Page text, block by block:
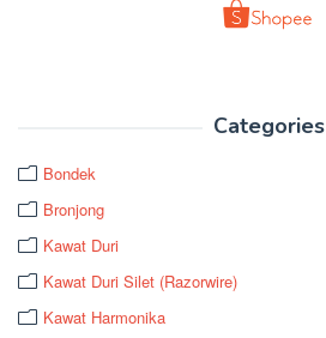
Categories
Bondek
Bronjong
Kawat Duri
Kawat Duri Silet (Razorwire)
Kawat Harmonika